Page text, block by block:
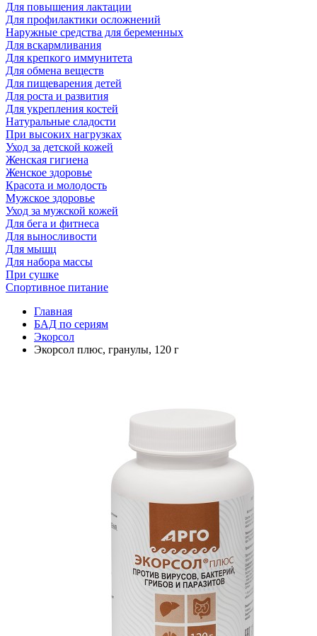
Для повышения лактации
Для профилактики осложнений
Наружные средства для беременных
Для вскармливания
Для крепкого иммунитета
Для обмена веществ
Для пищеварения детей
Для роста и развития
Для укрепления костей
Натуральные сладости
При высоких нагрузках
Уход за детской кожей
Женская гигиена
Женское здоровье
Красота и молодость
Мужское здоровье
Уход за мужской кожей
Для бега и фитнеса
Для выносливости
Для мышц
Для набора массы
При сушке
Спортивное питание
Главная
БАД по сериям
Экорсол
Экорсол плюс, гранулы, 120 г